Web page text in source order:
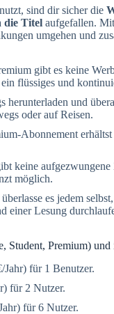
sind dir sicher die
die Titel aufgefallen.
umgehen und
gibt es keine
flüssiges und
herunterladen und
oder auf Reisen.
Abonnement
keine
möglich.
es jedem
einer Lesung
Student, Premium) und
Jahr) für 1 Benutzer.
für 2 Nutzer.
für 6 Nutzer.